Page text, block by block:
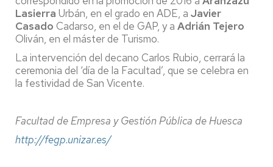
Lasierra Urbán, en el grado en ADE, a Javier
Casado Cadarso, en el de GAP, y a Adrián Tejero
Oliván, en el máster de Turismo.
La intervención del decano Carlos Rubio, cerrará la
ceremonia del ‘día de la Facultad’, que se celebra en
la festividad de San Vicente.
Facultad de Empresa y Gestión Pública de Huesca
http://fegp.unizar.es/